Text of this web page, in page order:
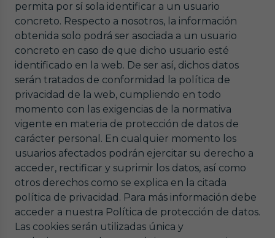
permita por sí sola identificar a un usuario
concreto. Respecto a nosotros, la información
obtenida solo podrá ser asociada a un usuario
concreto en caso de que dicho usuario esté
identificado en la web. De ser así, dichos datos
serán tratados de conformidad la política de
privacidad de la web, cumpliendo en todo
momento con las exigencias de la normativa
vigente en materia de protección de datos de
carácter personal. En cualquier momento los
usuarios afectados podrán ejercitar su derecho a
acceder, rectificar y suprimir los datos, así como
otros derechos como se explica en la citada
política de privacidad. Para más información debe
acceder a nuestra Política de protección de datos.
Las cookies serán utilizadas única y